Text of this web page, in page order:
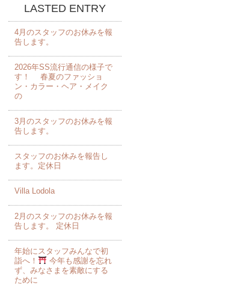
LASTED ENTRY
4月のスタッフのお休みを報
告します。 ⁡
2026年SS流行通信の様子で
す！ 春夏のファッショ
ン・カラー・ヘア・メイク
の
3月のスタッフのお休みを報
告します。 ⁡
スタッフのお休みを報告し
ます。定休日
Villa Lodola
2月のスタッフのお休みを報
告します。 定休日
年始にスタッフみんなで初
詣へ！
今年も感謝を忘れ
ず、みなさまを素敵にする
ために